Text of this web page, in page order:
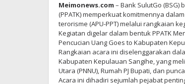
Meimonews.com – Bank SulutGo
(PPATK) memperkuat komitmennya
terorisme (APU-PPT) melalui rangkaian
Kegiatan digelar dalam bentuk PPATK
Pencucian Uang Goes to Kabupaten
Rangkaian acara ini diselenggarakan
Kabupaten Kepulauan Sangihe, yang
Utara (PNNU), Rumah PJ Bupati, dan
Acara ini dihadiri sejumlah pejabat